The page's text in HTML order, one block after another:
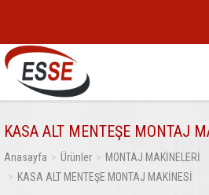
KASA ALT MENTEŞE MONTAJ
Anasayfa Ürünler
MONTAJ MAKİNELERİ
KASA ALT MENTEŞE MONTAJ MAKİNESİ